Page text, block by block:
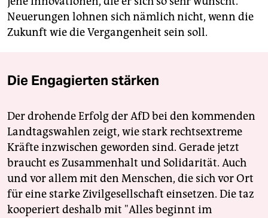
Neuerungen lohnen sich nämlich nicht, wenn die
Zukunft wie die Vergangenheit sein soll.
Die Engagierten stärken
Der drohende Erfolg der AfD bei den kommenden
Landtagswahlen zeigt, wie stark rechtsextreme
Kräfte inzwischen geworden sind. Gerade jetzt
braucht es Zusammenhalt und Solidarität. Auch
und vor allem mit den Menschen, die sich vor Ort
für eine starke Zivilgesellschaft einsetzen. Die taz
kooperiert deshalb mit "Alles beginnt im